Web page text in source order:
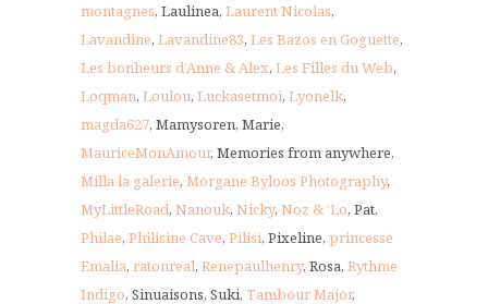
montagnes, Laulinea, Laurent Nicolas,
Lavandine, Lavandine83, Les Bazos en Goguette,
Les bonheurs d’Anne & Alex, Les Filles du Web,
Loqman, Loulou, Luckasetmoi, Lyonelk,
magda627, Mamysoren, Marie,
MauriceMonAmour, Memories from anywhere,
Milla la galerie, Morgane Byloos Photography,
MyLittleRoad, Nanouk, Nicky, Noz & ‘Lo, Pat,
Philae, Philisine Cave, Pilisi, Pixeline, princesse
Emalia, ratonreal, Renepaulhenry, Rosa, Rythme
Indigo, Sinuaisons, Suki, Tambour Major,